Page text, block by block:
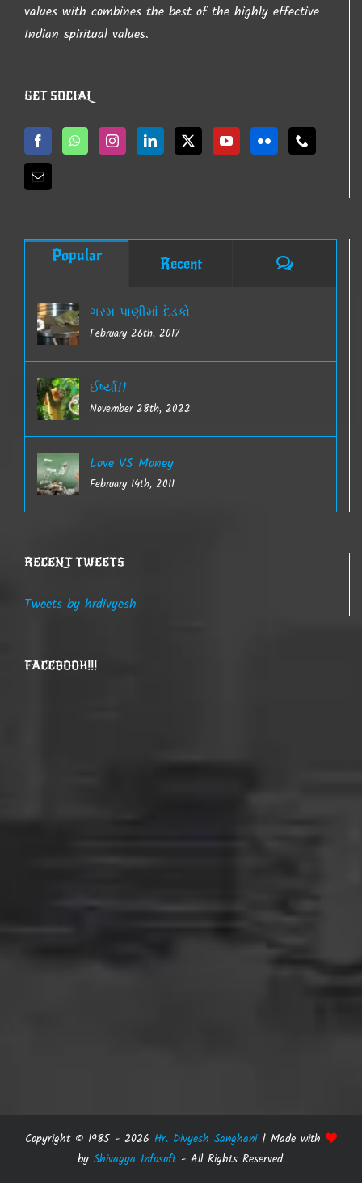
– Hr. Divyesh Sanghani
values with combines the best of the highly effective
Indian spiritual values.
GET SOCIAL
Popular Recent Comments
ગરમ પાણીમાં દેડકો
February 26th, 2017
ઈર્ષ્યા!!
November 28th, 2022
Love VS Money
February 14th, 2011
RECENT TWEETS
Tweets by hrdivyesh
FACEBOOK!!!
Copyright © 1985 - 2026 Hr. Divyesh Sanghani| Made with
by Shivagya Infosoft- All Rights Reserved.